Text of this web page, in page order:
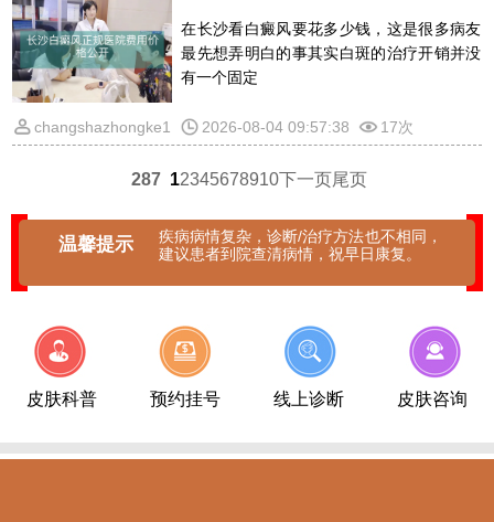
在长沙看白癜风要花多少钱，这是很多病友
最先想弄明白的事其实白斑的治疗开销并没
有一个固定
changshazhongke1 2026-08-04 09:57:38 17次
287 12345678910下一页尾页
温馨提示
疾病病情复杂，诊断/治疗方法也不相同，
建议患者到院查清病情，祝早日康复。
皮肤科普 预约挂号 线上诊断 皮肤咨询